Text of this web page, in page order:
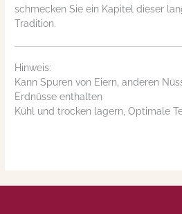
schmecken Sie ein Kapitel dieser
Tradition.
Hinweis:
Kann Spuren von Eiern, anderen
Erdnüsse enthalten
Kühl und trocken lagern, Optimale